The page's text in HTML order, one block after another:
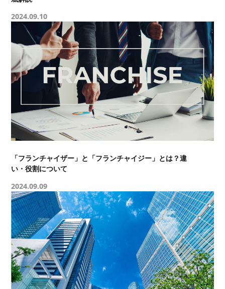
2024.09.10
「フランチャイザー」と「フランチャイジー」とは？違
い・役割について
2024.09.09